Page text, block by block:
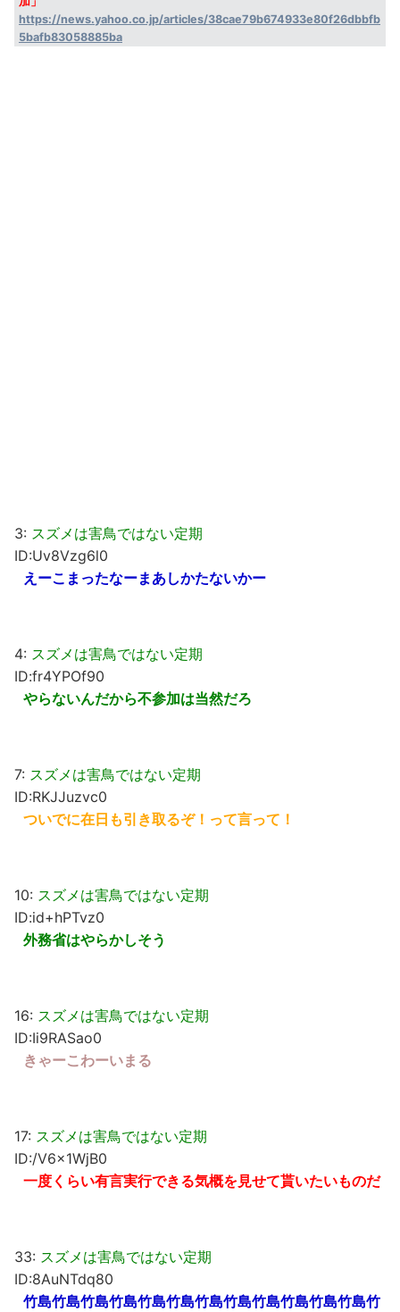
https://news.yahoo.co.jp/articles/38cae79b674933e80f26dbbfb
5bafb83058885ba
3: スズメは害鳥ではない定期
ID:Uv8Vzg6l0
えーこまったなーまあしかたないかー
4: スズメは害鳥ではない定期
ID:fr4YPOf90
やらないんだから不参加は当然だろ
7: スズメは害鳥ではない定期
ID:RKJJuzvc0
ついでに在日も引き取るぞ！って言って！
10: スズメは害鳥ではない定期
ID:id+hPTvz0
外務省はやらかしそう
16: スズメは害鳥ではない定期
ID:Ii9RASao0
きゃーこわーいまる
17: スズメは害鳥ではない定期
ID:/V6x1WjB0
一度くらい有言実行できる気概を見せて貰いたいものだ
33: スズメは害鳥ではない定期
ID:8AuNTdq80
竹島竹島竹島竹島竹島竹島竹島竹島竹島竹島竹島竹島竹